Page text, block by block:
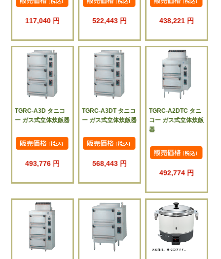
117,040 円 522,443 円 438,221 円
TGRC-A3D タニコ
ー ガス式立体炊飯器
493,776 円
TGRC-A3DT タニコ
ー ガス式立体炊飯器
568,443 円
TGRC-A2DTC タニ
コー ガス式立体炊飯
器
492,774 円